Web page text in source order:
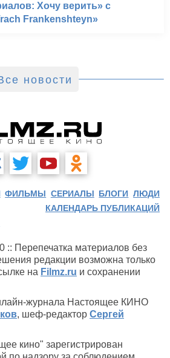
Хочу верить» с
Frankenshteyn»
новости
ФИЛЬМЫ СЕРИАЛЫ БЛОГИ ЛЮДИ
КАЛЕНДАРЬ ПУБЛИКАЦИЙ
:: Перепечатка материалов без
редакции возможна только
на Filmz.ru и сохранении
журнала Настоящее КИНО
, шеф-редактор Сергей
кино" зарегистрирован